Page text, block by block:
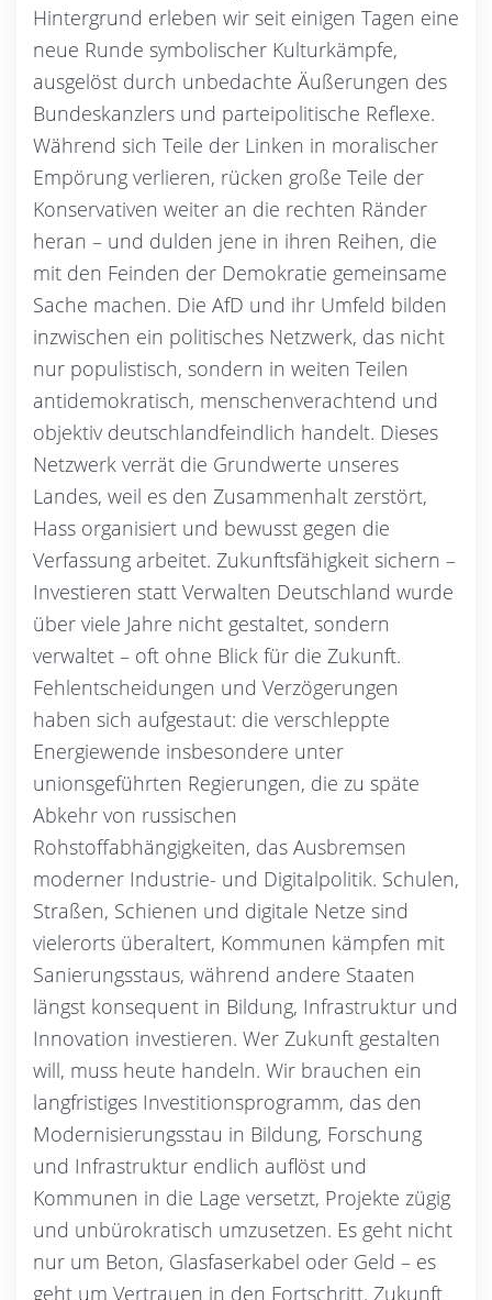
Hintergrund erleben wir seit einigen Tagen eine
neue Runde symbolischer Kulturkämpfe,
ausgelöst durch unbedachte Äußerungen des
Bundeskanzlers und parteipolitische Reflexe.
Während sich Teile der Linken in moralischer
Empörung verlieren, rücken große Teile der
Konservativen weiter an die rechten Ränder
heran – und dulden jene in ihren Reihen, die
mit den Feinden der Demokratie gemeinsame
Sache machen. Die AfD und ihr Umfeld bilden
inzwischen ein politisches Netzwerk, das nicht
nur populistisch, sondern in weiten Teilen
antidemokratisch, menschenverachtend und
objektiv deutschlandfeindlich handelt. Dieses
Netzwerk verrät die Grundwerte unseres
Landes, weil es den Zusammenhalt zerstört,
Hass organisiert und bewusst gegen die
Verfassung arbeitet. Zukunftsfähigkeit sichern –
Investieren statt Verwalten Deutschland wurde
über viele Jahre nicht gestaltet, sondern
verwaltet – oft ohne Blick für die Zukunft.
Fehlentscheidungen und Verzögerungen
haben sich aufgestaut: die verschleppte
Energiewende insbesondere unter
unionsgeführten Regierungen, die zu späte
Abkehr von russischen
Rohstoffabhängigkeiten, das Ausbremsen
moderner Industrie- und Digitalpolitik. Schulen,
Straßen, Schienen und digitale Netze sind
vielerorts überaltert, Kommunen kämpfen mit
Sanierungsstaus, während andere Staaten
längst konsequent in Bildung, Infrastruktur und
Innovation investieren. Wer Zukunft gestalten
will, muss heute handeln. Wir brauchen ein
langfristiges Investitionsprogramm, das den
Modernisierungsstau in Bildung, Forschung
und Infrastruktur endlich auflöst und
Kommunen in die Lage versetzt, Projekte zügig
und unbürokratisch umzusetzen. Es geht nicht
nur um Beton, Glasfaserkabel oder Geld – es
geht um Vertrauen in den Fortschritt. Zukunft